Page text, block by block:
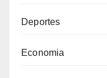
Deportes
Economia